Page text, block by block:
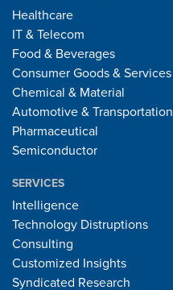
Healthcare
IT & Telecom
Food & Beverages
Consumer Goods & Services
Chemical & Material
Automotive & Transportation
Pharmaceutical
Semiconductor
SERVICES
Intelligence
Technology Distruptions
Consulting
Customized Insights
Syndicated Research